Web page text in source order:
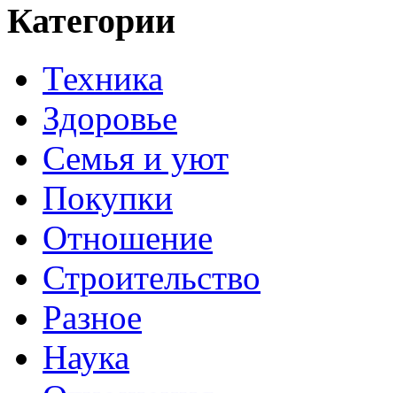
Категории
Техника
Здоровье
Семья и уют
Покупки
Отношение
Строительство
Разное
Наука